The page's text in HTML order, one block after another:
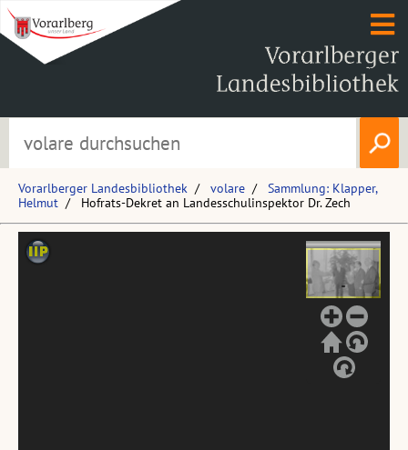
Vorarlberger Landesbibliothek volare
Sammlung: Klapper,
Helmut
Hofrats-Dekret an Landesschulinspektor Dr. Zech